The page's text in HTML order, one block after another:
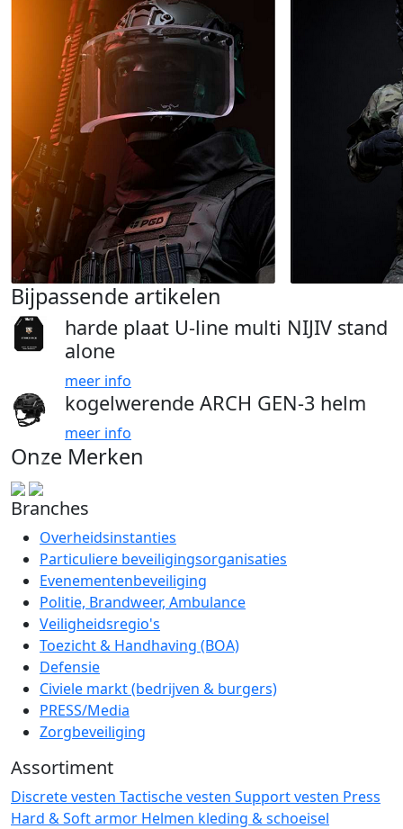
Bijpassende artikelen
harde plaat U-line multi NIJIV stand
alone
meer info
kogelwerende ARCH GEN-3 helm
meer info
Onze Merken
Branches
Overheidsinstanties
Particuliere beveiligingsorganisaties
Evenementenbeveiliging
Politie, Brandweer, Ambulance
Veiligheidsregio's
Toezicht & Handhaving (BOA)
Defensie
Civiele markt (bedrijven & burgers)
PRESS/Media
Zorgbeveiliging
Assortiment
Discrete vesten Tactische vesten Support vesten Press
Hard & Soft armor Helmen kleding & schoeisel